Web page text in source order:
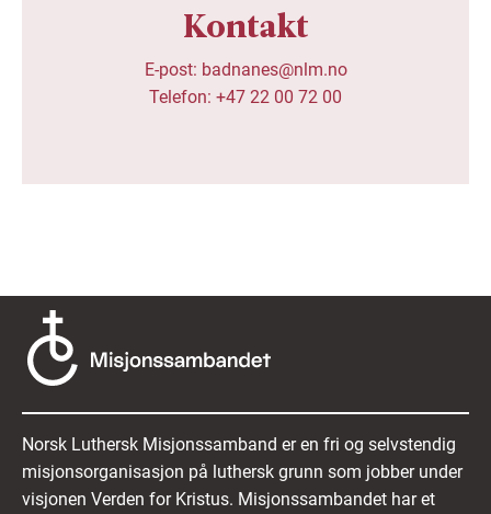
Kontakt
E-post: badnanes@nlm.no
Telefon: +47 22 00 72 00
Norsk Luthersk Misjonssamband er en fri og selvstendig
misjonsorganisasjon på luthersk grunn som jobber under
visjonen Verden for Kristus. Misjonssambandet har et